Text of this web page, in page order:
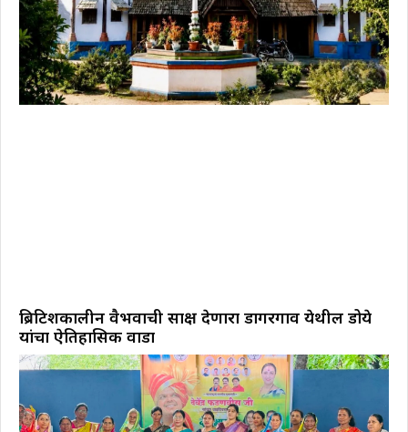
ब्रिटिशकालीन वैभवाची साक्ष देणारा डोंगरगाव येथील डोये
यांचा ऐतिहासिक वाडा